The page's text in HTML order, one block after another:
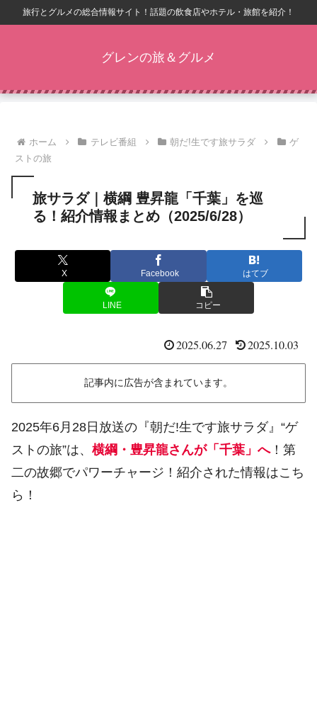
旅行とグルメの総合情報サイト！話題の飲食店やホテル・旅館を紹介！
グレンの旅＆グルメ
ホーム テレビ番組 朝だ!生です旅サラダ
ゲ
ストの旅
旅サラダ｜横綱 豊昇龍「千葉」を巡
る！紹介情報まとめ（2025/6/28）
X Facebook はてブ
LINE コピー
2025.06.27 2025.10.03
記事内に広告が含まれています。
2025年6月28日放送の『朝だ!生です旅サラダ』“ゲ
ストの旅”は、 横綱・豊昇龍さんが「千葉」へ！第
二の故郷でパワーチャージ！紹介された情報はこち
ら！